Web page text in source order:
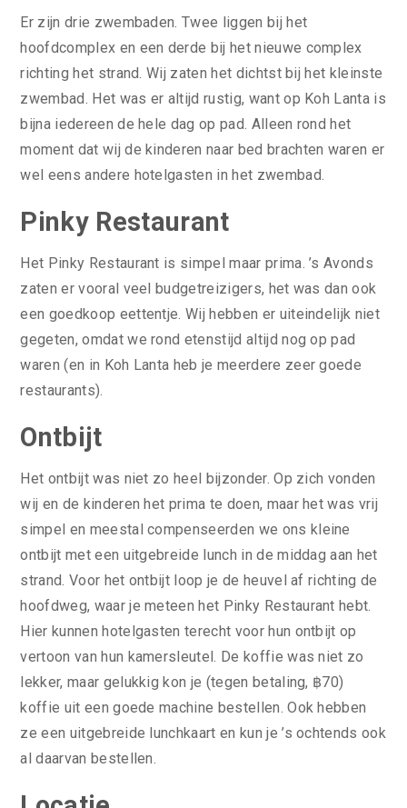
Er zijn drie zwembaden. Twee liggen bij het
hoofdcomplex en een derde bij het nieuwe complex
richting het strand. Wij zaten het dichtst bij het kleinste
zwembad. Het was er altijd rustig, want op Koh Lanta is
bijna iedereen de hele dag op pad. Alleen rond het
moment dat wij de kinderen naar bed brachten waren er
wel eens andere hotelgasten in het zwembad.
Pinky Restaurant
Het Pinky Restaurant is simpel maar prima. ’s Avonds
zaten er vooral veel budgetreizigers, het was dan ook
een goedkoop eettentje. Wij hebben er uiteindelijk niet
gegeten, omdat we rond etenstijd altijd nog op pad
waren (en in Koh Lanta heb je meerdere zeer goede
restaurants).
Ontbijt
Het ontbijt was niet zo heel bijzonder. Op zich vonden
wij en de kinderen het prima te doen, maar het was vrij
simpel en meestal compenseerden we ons kleine
ontbijt met een uitgebreide lunch in de middag aan het
strand. Voor het ontbijt loop je de heuvel af richting de
hoofdweg, waar je meteen het Pinky Restaurant hebt.
Hier kunnen hotelgasten terecht voor hun ontbijt op
vertoon van hun kamersleutel. De koffie was niet zo
lekker, maar gelukkig kon je (tegen betaling, ฿70)
koffie uit een goede machine bestellen. Ook hebben
ze een uitgebreide lunchkaart en kun je ’s ochtends ook
al daarvan bestellen.